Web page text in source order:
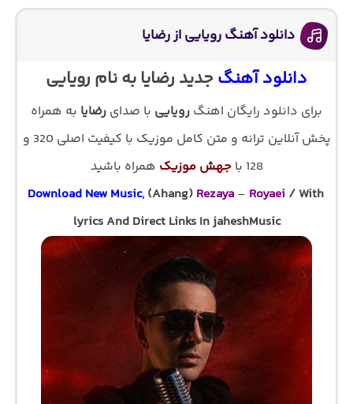
دانلود آهنگ رویایی از رضایا
دانلود آهنگجدید رضایا به نام رویایی
برای دانلود رایگان اهنگ رویایی با صدای رضایا به همراه
پخش آنلاین ترانه و متن کامل موزیک با کیفیت اصلی 320 و
128 با
جهش موزیک همراه باشید
Download New Music, (Ahang) Rezaya – Royaei / With
lyrics And Direct Links In jaheshMusic